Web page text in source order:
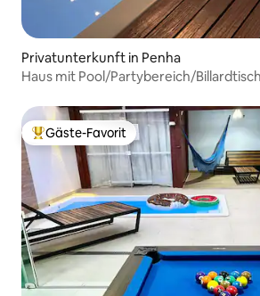
Privatunterkunft in Penha
Haus mit Pool/Partybereich/Billardtisch
Beliebter Gäste-Favorit.
Gäste-Favorit